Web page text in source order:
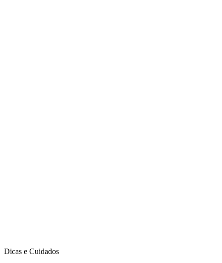
Dicas e Cuidados